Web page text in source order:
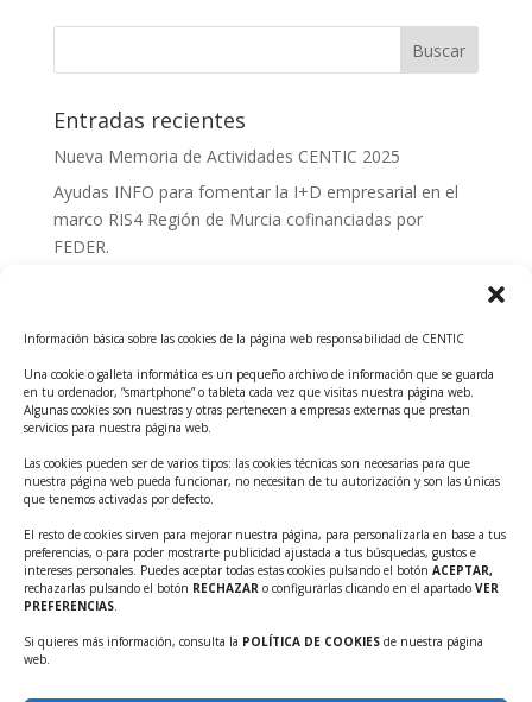
Información básica sobre las cookies de la página web responsabilidad de CENTIC
Una cookie o galleta informática es un pequeño archivo de información que se guarda
en tu ordenador, “smartphone” o tableta cada vez que visitas nuestra página web.
Algunas cookies son nuestras y otras pertenecen a empresas externas que prestan
servicios para nuestra página web.
Las cookies pueden ser de varios tipos: las cookies técnicas son necesarias para que
nuestra página web pueda funcionar, no necesitan de tu autorización y son las únicas
que tenemos activadas por defecto.
El resto de cookies sirven para mejorar nuestra página, para personalizarla en base a tus
preferencias, o para poder mostrarte publicidad ajustada a tus búsquedas, gustos e
intereses personales. Puedes aceptar todas estas cookies pulsando el botón ACEPTAR,
rechazarlas pulsando el botón RECHAZAR o configurarlas clicando en el apartado VER
PREFERENCIAS.
Si quieres más información, consulta la POLÍTICA DE COOKIES de nuestra página
web.
Entradas recientes
Nueva Memoria de Actividades CENTIC 2025
Ayudas INFO para fomentar la I+D empresarial en el
marco RIS4 Región de Murcia cofinanciadas por
FEDER.
Tecnológicos 2ª ed.
Ayudas INFO para el apoyo a las empresas
innovadoras con potencial tecnológico y escalables
Convocatoria Cheque de Innovación. Ayudas INFO
para la contratación de servicios de Innovación y
Competitividad
Cheque Inversión del INFO. Ayudas para la
contratación de servicios de Innovación y
Competitividad para apoyar rondas de financiación.
Inscripciones abiertas!!